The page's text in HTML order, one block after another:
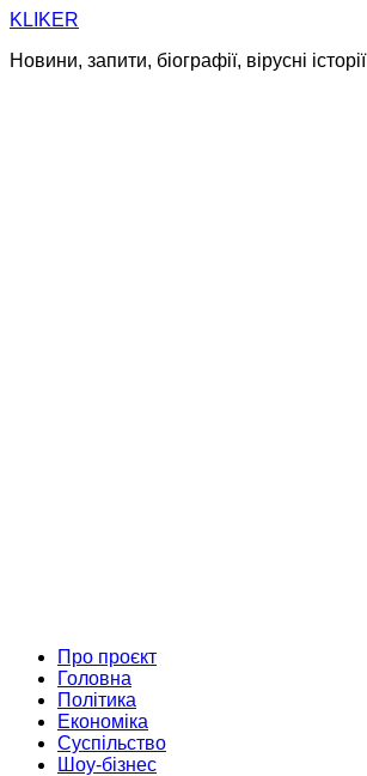
Skip
content
KLIKER
Новини, запити, біографії, вірусні історії
Про проєкт
Головна
Політика
Економіка
Суспільство
Шоу-бізнес